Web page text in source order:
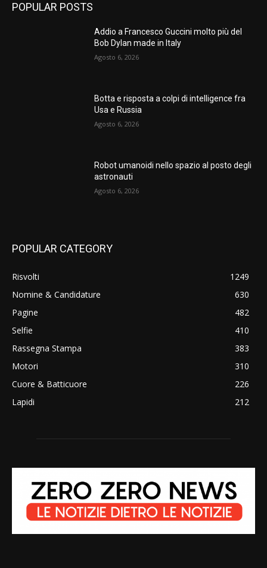
POPULAR POSTS
Addio a Francesco Guccini molto più del
Bob Dylan made in Italy
Agosto 6, 2026
Botta e risposta a colpi di intelligence fra
Usa e Russia
Agosto 6, 2026
Robot umanoidi nello spazio al posto degli
astronauti
Agosto 6, 2026
POPULAR CATEGORY
Risvolti
1249
Nomine & Candidature
630
Pagine
482
Selfie
410
Rassegna Stampa
383
Motori
310
Cuore & Batticuore
226
Lapidi
212